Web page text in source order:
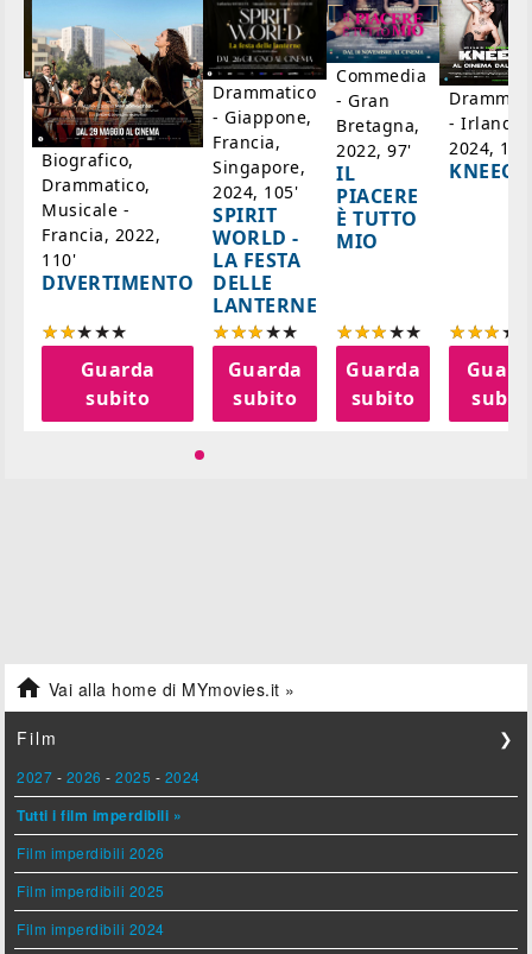
Biografico,
Drammatico,
Musicale -
Francia, 2022,
110'
DIVERTIMENTO
Guarda
subito
Drammatico
- Giappone,
Francia,
Singapore,
2024, 105'
SPIRIT
WORLD -
LA FESTA
DELLE
LANTERNE
Guarda
subito
Commedia
- Gran
Bretagna,
2022, 97'
IL
PIACERE
È TUTTO
MIO
Guarda
subito
- Irlanda,
2024,
 Vai alla home di MYmovies.it »
Film ❯
2027 - 2026 -2025 - 2024
Tutti i film imperdibili »
Film imperdibili 2026
Film imperdibili 2025
Film imperdibili 2024